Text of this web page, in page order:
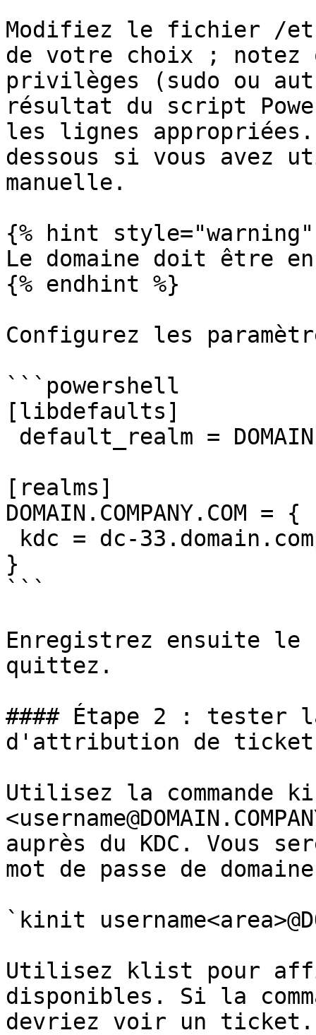
Modifiez le fichier /
de votre choix ; notez
privilèges (sudo ou
résultat du script
les lignes
dessous si vous avez
manuelle.
{% hint style="warning"
Le domaine doit être en
{% endhint %}
Configurez les
```powershell
[libdefaults]
[realms]
DOMAIN.COMPANY.COM = {
}
```
Enregistrez ensuite
quittez.
#### Étape 2 : tester
d'attribution de
Utilisez la commande
auprès du KDC. Vous
mot de passe de
`kinit
Utilisez klist pour
disponibles. Si la
devriez voir un ticket.